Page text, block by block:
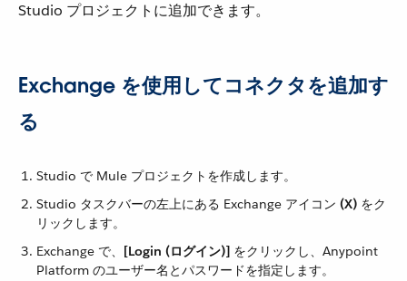
Studio プロジェクトに追加できます。
Exchange を使用してコネクタを追加す
る
Studio で Mule プロジェクトを作成します。
Studio タスクバーの左上にある Exchange アイコン ​ (X) ​ をク
リックします。
Exchange で、​ [Login (ログイン)] ​ をクリックし、Anypoint
Platform のユーザー名とパスワードを指定します。